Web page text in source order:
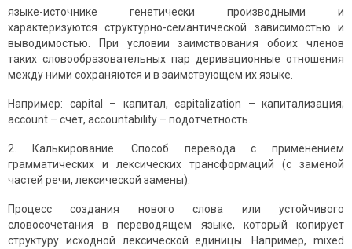
языке-источнике генетически производными и
характеризуются структурно-семантической зависимостью и
выводимостью. При условии заимствования обоих членов
таких словообразовательных пар деривационные отношения
между ними сохраняются и в заимствующем их языке.
Например: capital – капитал, capitalization – капитализация;
account – счет, accountability – подотчетность.
2. Калькирование. Способ перевода с применением
грамматических и лексических трансформаций (с заменой
частей речи, лексической замены).
Процесс создания нового слова или устойчивого
словосочетания в переводящем языке, который копирует
структуру исходной лексической единицы. Например, mixed